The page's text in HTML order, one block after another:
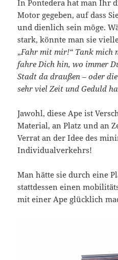
In Pontedera hat man Ihr
Motor gegeben, auf dass
und dienlich sein möge.
stark, könnte man sie
„Fahr mit mir!“ Tank mich
fahre Dich hin, wo immer
Stadt da draußen – oder
sehr viel Zeit und Geduld
Jawohl, diese Ape ist
Material, an Platz und an
Verrat an der Idee des
Individualverkehrs!
Man hätte sie durch eine
stattdessen einen
mit einer Ape glücklich